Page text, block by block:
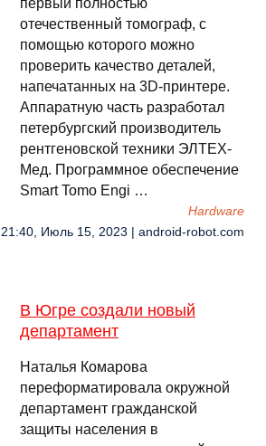
первый полностью
отечественный томограф, с
помощью которого можно
проверить качество деталей,
напечатанных на 3D-принтере.
Аппаратную часть разработал
петербургский производитель
рентгеновской техники ЭЛТЕХ-
Мед. Программное обеспечение
Smart Tomo Engi …
Hardware
21:40, Июль 15, 2023 | android-robot.com
В Югре создали новый
департамент
Наталья Комарова
переформатировала окружной
департамент гражданской
защиты населения в